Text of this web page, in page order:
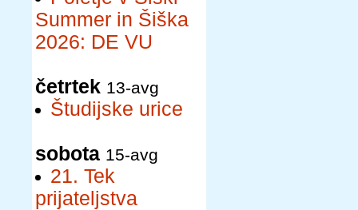
Summer in Šiška
2026: DE VU
četrtek 13-avg
Študijske urice
sobota 15-avg
21. Tek
prijateljstva